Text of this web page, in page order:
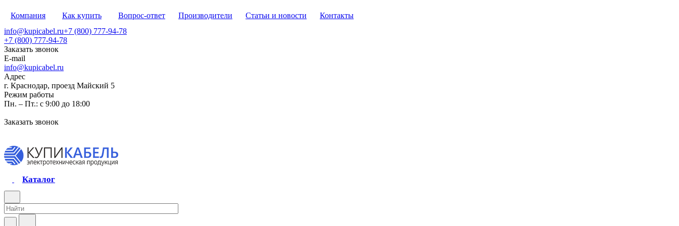
Компания Как купить Вопрос-ответ Производители Статьи и новости
Контакты
info@kupicabel.ru+7 (800) 777-94-78
+7 (800) 777-94-78
Заказать звонок
E-mail
info@kupicabel.ru
Адрес
г. Краснодар, проезд Майский 5
Режим работы
Пн. – Пт.: с 9:00 до 18:00
Заказать звонок
Каталог